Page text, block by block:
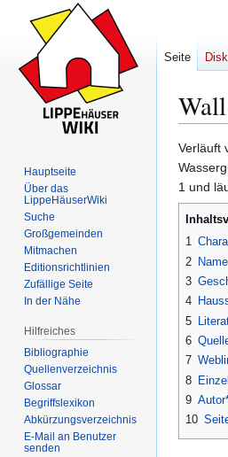
Zur
springen
Zur
Suche
springen
Verläuft
1 und
1
2 Name
3
4
5
6
7
8
9
10
Seite
Hauptseite
Über das
LippeHäuserWiki
Suche
Großgemeinden
Mitmachen
Editionsrichtlinien
Zufällige Seite
In der Nähe
Hilfreiches
Bibliographie
Quellenverzeichnis
Glossar
Begriffslexikon
Abkürzungsverzeichnis
E-Mail an Benutzer
senden